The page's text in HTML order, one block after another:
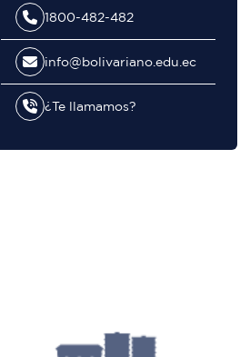
1800-482-482
info@bolivariano.edu.ec
¿Te llamamos?